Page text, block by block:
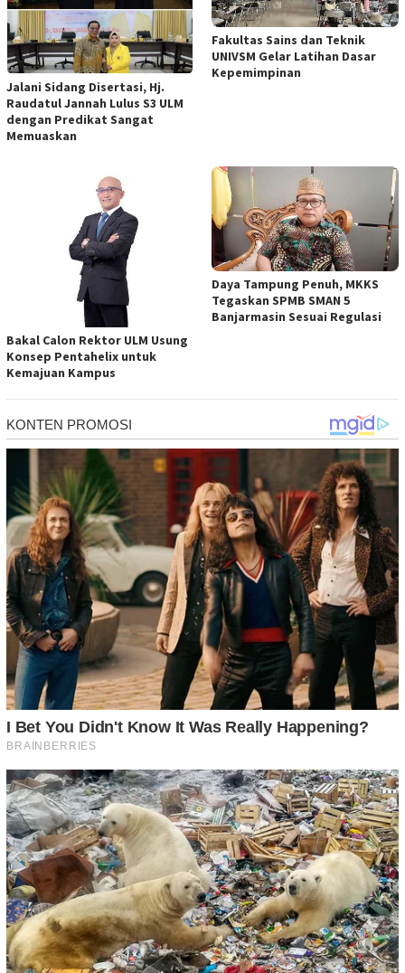
Jalani Sidang Disertasi, Hj.
Raudatul Jannah Lulus S3 ULM
dengan Predikat Sangat
Memuaskan
Fakultas Sains dan Teknik
UNIVSM Gelar Latihan Dasar
Kepemimpinan
Bakal Calon Rektor ULM Usung
Konsep Pentahelix untuk
Kemajuan Kampus
Daya Tampung Penuh, MKKS
Tegaskan SPMB SMAN 5
Banjarmasin Sesuai Regulasi